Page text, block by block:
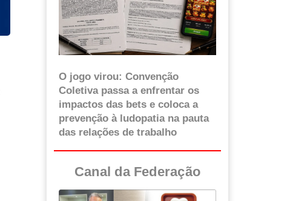
O jogo virou: Convenção
Coletiva passa a enfrentar os
impactos das bets e coloca a
prevenção à ludopatia na pauta
das relações de trabalho
Canal da Federação